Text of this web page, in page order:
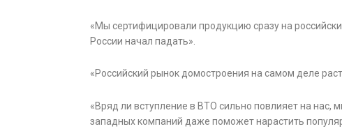
«Мы сертифицировали продукцию сразу на
России начал падать».
«Российский рынок домостроения на самом деле
«Вряд ли вступление в ВТО сильно повлияет на
западных компаний даже поможет нарастить